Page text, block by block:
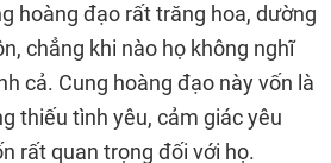
hoàng đạo rất trăng hoa, dường
chẳng khi nào họ không nghĩ
cả. Cung hoàng đạo này vốn là
thiếu tình yêu, cảm giác yêu
rất quan trọng đối với họ.